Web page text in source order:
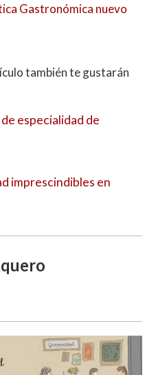
Gastronómica nuevo
también te gustarán
especialidad de
imprescindibles en